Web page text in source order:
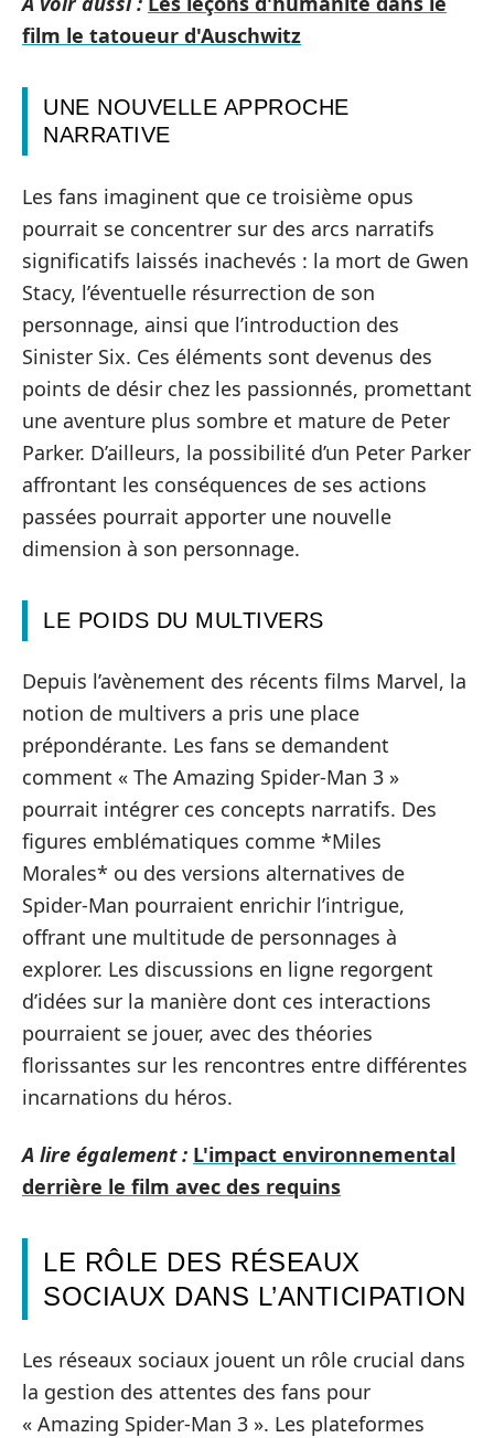
film le tatoueur d'Auschwitz
UNE NOUVELLE APPROCHE
NARRATIVE
Les fans imaginent que ce troisième opus
pourrait se concentrer sur des arcs narratifs
significatifs laissés inachevés : la mort de Gwen
Stacy, l’éventuelle résurrection de son
personnage, ainsi que l’introduction des
Sinister Six. Ces éléments sont devenus des
points de désir chez les passionnés, promettant
une aventure plus sombre et mature de Peter
Parker. D’ailleurs, la possibilité d’un Peter Parker
affrontant les conséquences de ses actions
passées pourrait apporter une nouvelle
dimension à son personnage.
LE POIDS DU MULTIVERS
Depuis l’avènement des récents films Marvel, la
notion de multivers a pris une place
prépondérante. Les fans se demandent
comment « The Amazing Spider-Man 3 »
pourrait intégrer ces concepts narratifs. Des
figures emblématiques comme *Miles
Morales* ou des versions alternatives de
Spider-Man pourraient enrichir l’intrigue,
offrant une multitude de personnages à
explorer. Les discussions en ligne regorgent
d’idées sur la manière dont ces interactions
pourraient se jouer, avec des théories
florissantes sur les rencontres entre différentes
incarnations du héros.
A lire également : L'impact environnemental
derrière le film avec des requins
LE RÔLE DES RÉSEAUX
SOCIAUX DANS L’ANTICIPATION
Les réseaux sociaux jouent un rôle crucial dans
la gestion des attentes des fans pour
« Amazing Spider-Man 3 ». Les plateformes